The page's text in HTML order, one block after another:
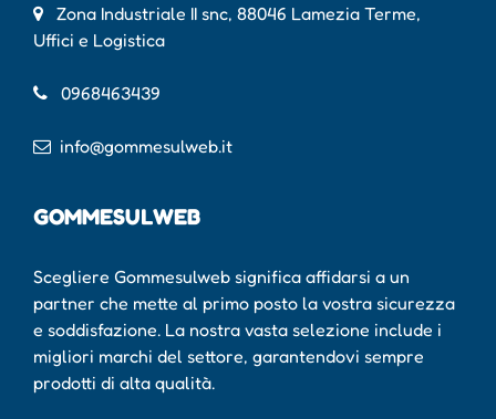
Zona Industriale II snc, 88046 Lamezia Terme,
Uffici e Logistica
0968463439
info@gommesulweb.it
GOMMESULWEB
Scegliere Gommesulweb significa affidarsi a un
partner che mette al primo posto la vostra sicurezza
e soddisfazione. La nostra vasta selezione include i
migliori marchi del settore, garantendovi sempre
prodotti di alta qualità.